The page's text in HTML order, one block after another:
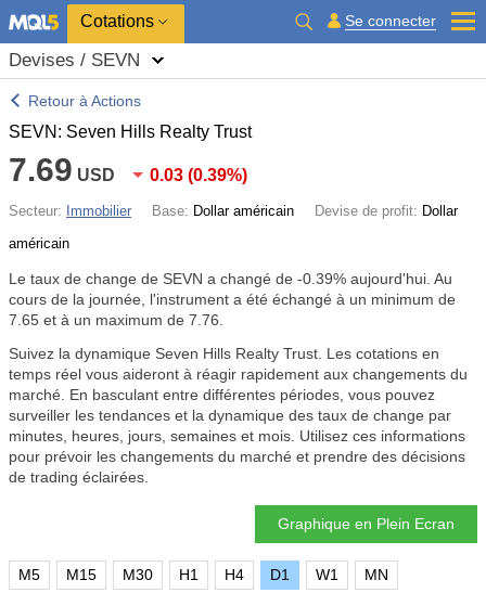
Cotations Se connecter
Devises / SEVN
Retour à Actions
SEVN: Seven Hills Realty Trust
7.69 USD 0.03 (0.39%)
Secteur: Immobilier Base: Dollar américain Devise de profit: Dollar
américain
Le taux de change de SEVN a changé de -0.39% aujourd'hui. Au
cours de la journée, l'instrument a été échangé à un minimum de
7.65 et à un maximum de 7.76.
Suivez la dynamique Seven Hills Realty Trust. Les cotations en
temps réel vous aideront à réagir rapidement aux changements du
marché. En basculant entre différentes périodes, vous pouvez
surveiller les tendances et la dynamique des taux de change par
minutes, heures, jours, semaines et mois. Utilisez ces informations
pour prévoir les changements du marché et prendre des décisions
de trading éclairées.
Graphique en Plein Ecran
M5 M15 M30 H1 H4 D1 W1 MN